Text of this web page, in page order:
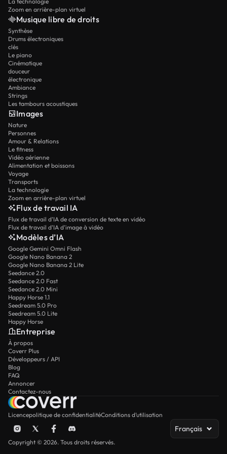
Zoom en arrière-plan virtuel
Musique libre de droits
Synthèse
Drums électroniques
clés
Le piano
Cinématique
douceur
électronique
Ambiance
Strings
Les tambours acoustiques
Images
Nature
Personnes
Amour & Relations
Le fitness
Vidéo aérienne
Alimentation et boissons
Voyage
Transports
La technologie
Zoom en arrière-plan virtuel
Flux de travail IA
Flux de travail d’IA de conversion de texte en vidéo
Flux de travail d’IA d’image à vidéo
Modèles d’IA
Google Gemini Omni Flash
Google Nano Banana 2
Google Nano Banana 2 Lite
Seedance 2.0
Seedance 2.0 Fast
Seedance 2.0 Mini
Happy Horse 1.1
Seedream 5.0 Pro
Seedream 5.0 Lite
Happy Horse
Entreprise
À propos
Coverr Plus
Développeurs / API
Blog
FAQ
Annoncer
Contactez-nous
Licencepolitique de confidentialitéConditions d’utilisation
Français
Copyright © 2026. Tous droits réservés.